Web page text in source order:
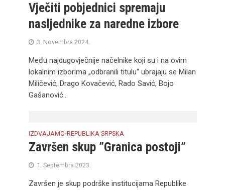
Vječiti pobjednici spremaju
nasljednike za naredne izbore
3. Novembra 2024.
Među najdugovječnije načelnike koji su i na ovim
lokalnim izborima „odbranili titulu“ ubrajaju se Milan
Miličević, Drago Kovačević, Rado Savić, Bojo
Gašanović...
IZDVAJAMO•REPUBLIKA SRPSKA
Završen skup ”Granica postoji”
1. Septembra 2023.
Završen je skup podrške institucijama Republike